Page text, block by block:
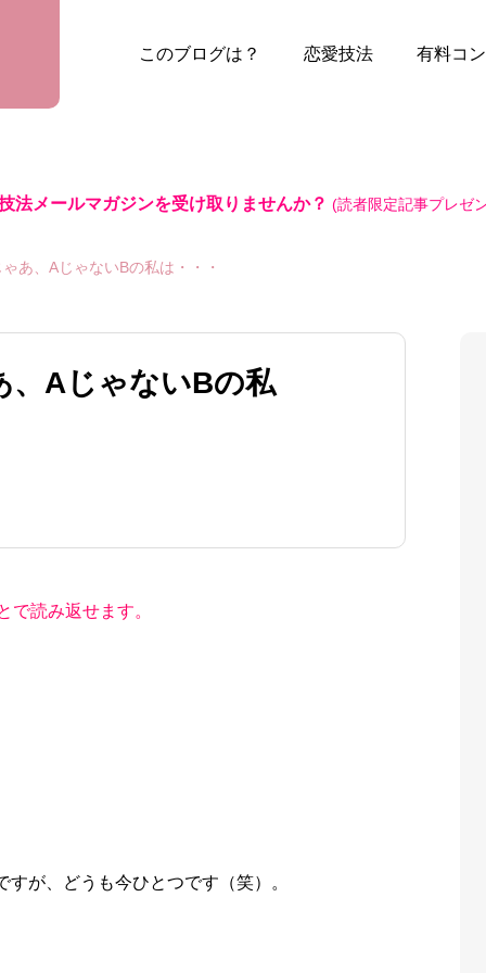
このブログは？ 恋愛技法 有料コ
法メールマガジンを受け取りませんか？ (読者限定記事プレゼ
あ、AじゃないBの私は・・・
、AじゃないBの私
読み返せます。
が、どうも今ひとつです（笑）。